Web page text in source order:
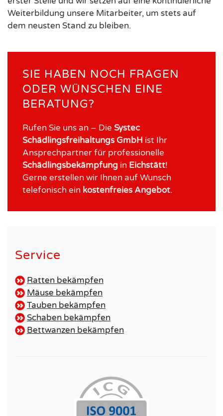
Weiterbildung unsere Mitarbeiter, um stets auf
dem neusten Stand zu bleiben.
SIE HABEN NOCH FRAGEN
ODER WÜNSCHEN EINE
BERATUNG?
Rufen Sie uns an – Die Systec
Schädlingsfreihaltungs GmbH ist Ihr
Ansprechpartner für professionelle
Schädlingsbekämpfung in Eichstätt!
Gerne erstellen wir Ihnen auf Wunsch
telefonisch ein kostenfreies Angebot.
Service
Ratten bekämpfen
Mäuse bekämpfen
Tauben bekämpfen
Schaben bekämpfen
Bettwanzen bekämpfen